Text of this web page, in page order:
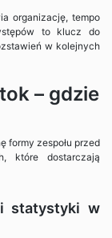
organizację, tempo
to klucz do
w kolejnych
– gdzie
formy zespołu przed
które dostarczają
statystyki w